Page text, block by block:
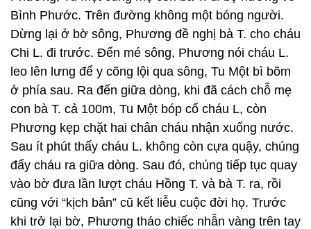
Bình Phước. Trên đường không một bóng người.
Dừng lại ở bờ sông, Phương đề nghị bà T. cho cháu
Chi L. đi trước. Đến mé sông, Phương nói cháu L.
leo lên lưng để y cõng lội qua sông, Tu Một bì bõm
ở phía sau. Ra đến giữa dòng, khi đã cách chỗ mẹ
con bà T. cả 100m, Tu Một bóp cổ cháu L, còn
Phương kẹp chặt hai chân cháu nhận xuống nước.
Sau ít phút thấy cháu L. không còn cựa quậy, chúng
đẩy cháu ra giữa dòng. Sau đó, chúng tiếp tục quay
vào bờ đưa lần lượt cháu Hồng T. và bà T. ra, rồi
cũng với “kịch bản” cũ kết liễu cuộc đời họ. Trước
khi trở lại bờ, Phương tháo chiếc nhẫn vàng trên tay